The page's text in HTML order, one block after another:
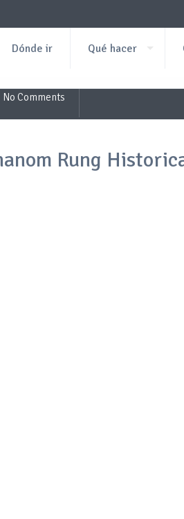
Dónde ir Qué hacer
No Comments
Rung